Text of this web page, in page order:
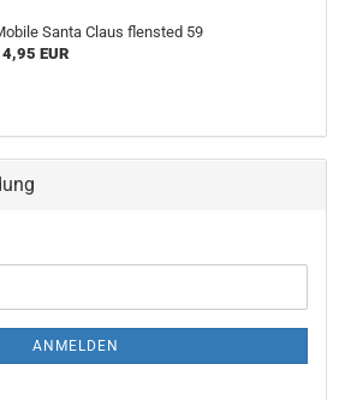
Santa Claus flensted 59
EUR
ANMELDEN